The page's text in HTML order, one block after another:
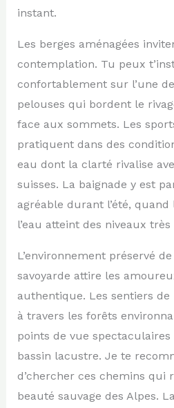
instant.
Les berges aménagées
contemplation. Tu peux
confortablement sur l’une
pelouses qui bordent le
face aux sommets. Les
pratiquent dans des
eau dont la clarté rivalise
suisses. La baignade y est
agréable durant l’été,
l’eau atteint des niveaux
L’environnement préservé
savoyarde attire les
authentique. Les sentiers
à travers les forêts
points de vue spectaculaires
bassin lacustre. Je te
d’chercher ces chemins qui
beauté sauvage des Alpes.